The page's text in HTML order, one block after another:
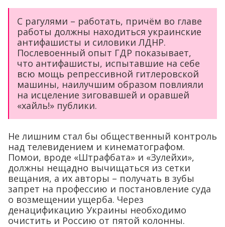
С рагулями – работать, причём во главе
работы должны находиться украинские
антифашисты и силовики ЛДНР.
Послевоенный опыт ГДР показывает,
что антифашисты, испытавшие на себе
всю мощь репрессивной гитлеровской
машины, наилучшим образом повлияли
на исцеление зиговавшей и оравшей
«хайль!» публики.
Не лишним стал бы общественный контроль
над телевидением и кинематографом.
Помои, вроде «Штрафбата» и «Зулейхи»,
должны нещадно вычищаться из сетки
вещания, а их авторы – получать в зубы
запрет на профессию и постановление суда
о возмещении ущерба. Через
денацификацию Украины необходимо
очистить и Россию от пятой колонны.